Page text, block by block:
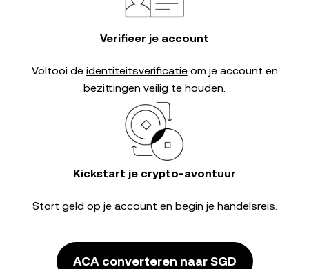
Verifieer je account
Voltooi de identiteitsverificatieom je account en
bezittingen veilig te houden.
Kickstart je crypto-avontuur
Stort geld op je account en begin je handelsreis.
ACA converteren naar SGD